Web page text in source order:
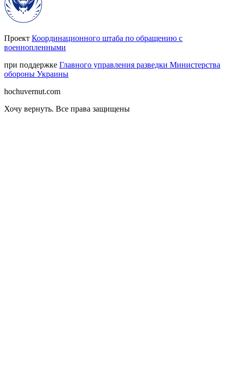
Проект Координационного штаба по обращению с
военнопленными
при поддержке Главного управления разведки Министерства
обороны Украины
hochuvernut.com
Хочу вернуть. Все права защищены